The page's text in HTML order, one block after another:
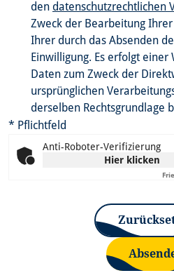
den datenschutzrechtlichen
Zweck der Bearbeitung
Ihrer durch das Absenden
Einwilligung. Es erfolgt
Daten zum Zweck der
ursprünglichen
derselben Rechtsgrundlage
* Pflichtfeld
Anti-Roboter-Verifizierung
Hier klicken